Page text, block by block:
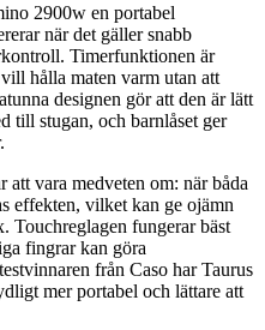
2900w en portabel
när det gäller snabb
Timerfunktionen är
hålla maten varm utan att
designen gör att den är lätt
till stugan, och barnlåset ger
vara medveten om: när båda
effekten, vilket kan ge ojämn
Touchreglagen fungerar bäst
fingrar kan göra
från Caso har Taurus
mer portabel och lättare att